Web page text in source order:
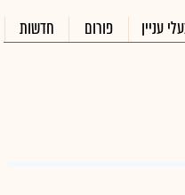
עניין פורום חדשות